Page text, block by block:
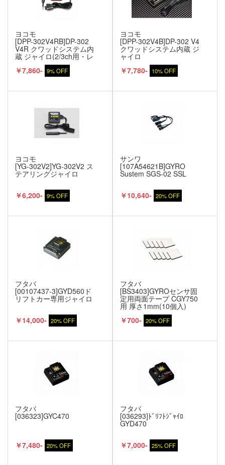
ヨコモ
[DPP-302V4RB]DP-302
V4R クワッドシステム内
蔵 ジャイロ(2/3ch用・レ
￥7,860- 9% OFF
ヨコモ
[DPP-302V4B]DP-302 V4
クワッドシステム内蔵 ジ
ャイロ
￥7,780- 10% OFF
ヨコモ
[YG-302V2]YG-302V2 ス
テアリングジャイロ
￥6,200- 9% OFF
サンワ
[107A54621B]GYRO
Sustem SGS-02 SSL
￥10,640- 20% OFF
フタバ
[00107437-3]GYD560ド
リフトカー専用ジャイロ
￥14,000- 20% OFF
フタバ
[BS3403]GYROセンサ固
定用両面テープ CGY750
用 厚さ1mm(10個入)
￥700- 20% OFF
フタバ
[036323]GYC470
￥7,480- 20% OFF
フタバ
[036293]ﾄﾞﾘﾌﾄｼﾞｬｲﾛ
GYD470
￥7,000- 25% OFF